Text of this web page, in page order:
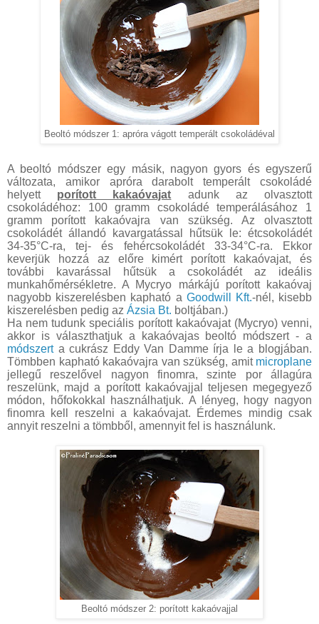
Beoltó módszer 1: apróra vágott temperált csokoládéval
A beoltó módszer egy másik, nagyon gyors és egyszerű
változata, amikor apróra darabolt temperált csokoládé
helyett porított kakaóvajat adunk az olvasztott
csokoládéhoz: 100 gramm csokoládé temperálásához 1
gramm porított kakaóvajra van szükség. Az olvasztott
csokoládét állandó kavargatással hűtsük le: étcsokoládét
34-35°C-ra, tej- és fehércsokoládét 33-34°C-ra. Ekkor
keverjük hozzá az előre kimért porított kakaóvajat, és
további kavarással hűtsük a csokoládét az ideális
munkahőmérsékletre. A Mycryo márkájú porított kakaóvaj
nagyobb kiszerelésben kapható a Goodwill Kft.-nél, kisebb
kiszerelésben pedig az Ázsia Bt. boltjában.)
Ha nem tudunk speciális porított kakaóvajat (Mycryo) venni,
akkor is választhatjuk a kakaóvajas beoltó módszert - a
módszerta cukrász Eddy Van Damme írja le a blogjában.
Tömbben kapható kakaóvajra van szükség, amit microplane
jellegű reszelővel nagyon finomra, szinte por állagúra
reszelünk, majd a porított kakaóvajjal teljesen megegyező
módon, hőfokokkal használhatjuk. A lényeg, hogy nagyon
finomra kell reszelni a kakaóvajat. Érdemes mindig csak
annyit reszelni a tömbből, amennyit fel is használunk.
Beoltó módszer 2: porított kakaóvajjal